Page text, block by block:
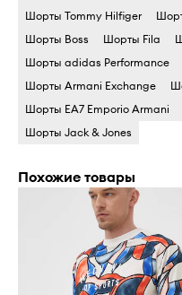
Шорты Tommy Hilfiger
Шорты Boss
Шорты Fila
Шорты adidas Performance
Шорты Armani Exchange
Шорты EA7 Emporio Armani
Шорты Jack & Jones
Похожие товары